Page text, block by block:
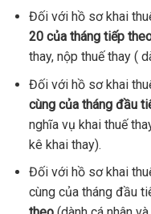
Đối với hồ sơ khai
20 của tháng tiếp
thay, nộp thuế thay (
Đối với hồ sơ khai
cùng của tháng đầu
nghĩa vụ khai thuế
kê khai thay).
Đối với hồ sơ khai
cùng của tháng đầu